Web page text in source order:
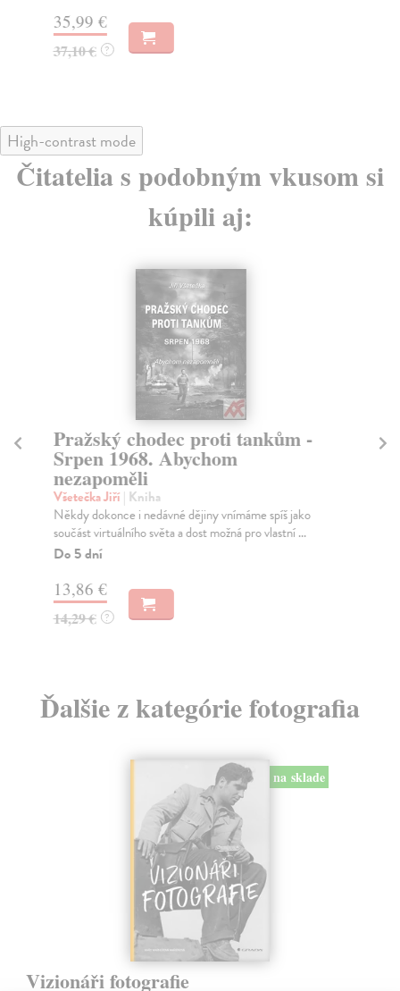
35,99 €
37,10 € ?
High-contrast mode
Čitatelia s podobným vkusom si
kúpili aj:
Pražský chodec proti tankům -
Srpen 1968. Abychom
nezapoměli
Všetečka Jiří | Kniha
Někdy dokonce i nedávné dějiny vnímáme spíš jako
součást virtuálního světa a dost možná pro vlastní ...
Do 5 dní
13,86 €
14,29 € ?
Ďalšie z kategórie fotografia
na sklade
Vizionáři fotografie